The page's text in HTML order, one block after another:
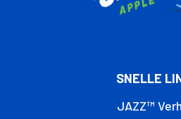
SNELLE
JAZZ™